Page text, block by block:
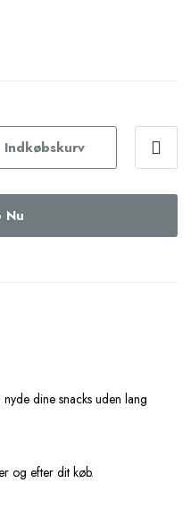
Nu
dine snacks uden lang
og efter dit køb.